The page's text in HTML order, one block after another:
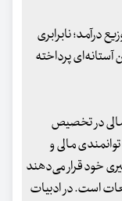
درآمد؛ نابرابری
آستانه‌ای پرداخته
در تخصیص
مالی و
خود قرار می‌دهند
است. در ادبیات